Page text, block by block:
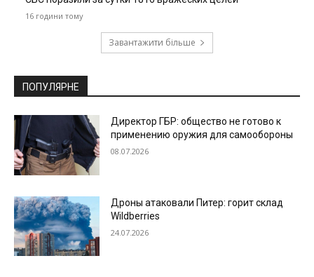
16 години тому
Завантажити більше
ПОПУЛЯРНЕ
Директор ГБР: общество не готово к
применению оружия для самообороны
08.07.2026
Дроны атаковали Питер: горит склад
Wildberries
24.07.2026